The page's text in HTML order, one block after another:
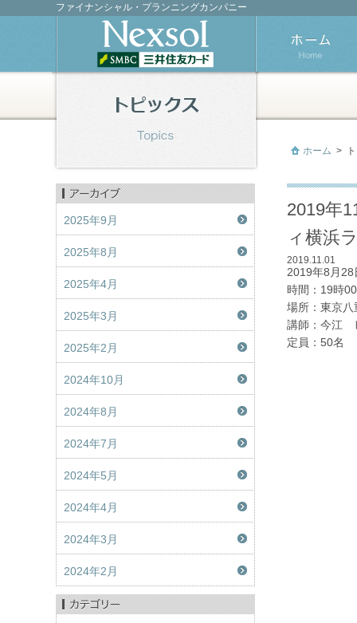
ファイナンシャル・プランニングカンパニー
ホーム >
2025年9月
2025年8月
2025年4月
2025年3月
2025年2月
2024年10月
2024年8月
2024年7月
2024年5月
2024年4月
2024年3月
2024年2月
2019年
ィ横浜
2019.11.01
2019年8月
時間：19時
場所：東京
講師：今江
定員：50名